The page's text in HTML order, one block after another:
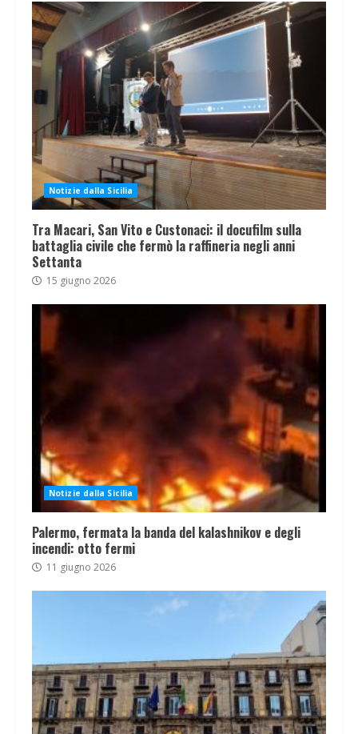
Notizie dalla Sicilia
Tra Macari, San Vito e Custonaci: il docufilm sulla
battaglia civile che fermò la raffineria negli anni
Settanta
15 giugno 2026
Notizie dalla Sicilia
Palermo, fermata la banda del kalashnikov e degli
incendi: otto fermi
11 giugno 2026